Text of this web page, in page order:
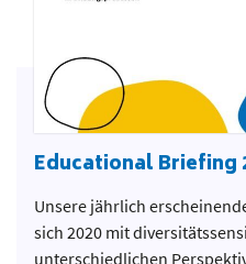
Educational Briefing
Unsere jährlich
sich 2020 mit
unterschiedlichen